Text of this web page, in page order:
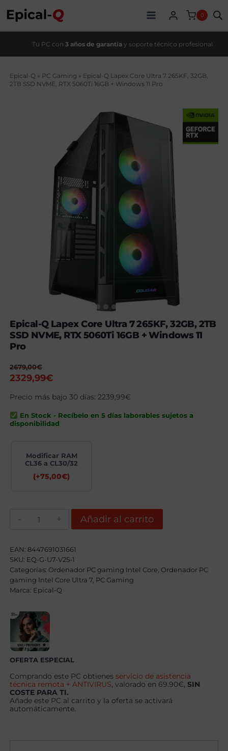
contenido
0
Tu PC con 3 años de garantía y soporte técnico profesional
Epical-Q » PC Gaming » Epical-Q Lapex Core Ultra 7 265KF, 32GB,
2TB SSD NVME, RTX 5060Ti 16GB + Windows 11 Pro
Epical-Q Lapex Core Ultra 7 265KF, 32GB, 2TB
SSD NVME, RTX 5060Ti 16GB + Windows 11
Pro
2679,00€
El
original
era:
2679,00€.
2329,99€
actual
es:
2329,99€.
Precio más bajo 30 días:2239,99€
En Stock - Recíbelo en 5 días laborables sujetos a
disponibilidad
Modificar RAM
CL36 a CL30/32
(+75,00€)
Ultra
7
265KF,
32GB,
2TB
SSD
NVME,
5060Ti
16GB
+
Windows
11
Pro
cantidad
Añadir al carrito
EAN:8447691031661
SKU: EQ-G-U7-V25-1
Categorías: Ordenador PC gaming Intel Core Ordenador PC
gaming Intel Core Ultra 7 PC Gaming
Marca: Epical-Q
OFERTA ESPECIAL
Comprando este PC obtienes servicio de asistencia
técnica remota + ANTIVIRUS , valorado en 69.90€,SIN
COSTE PARA TI.
Añade este PC al carrito y la oferta se activará
automáticamente.